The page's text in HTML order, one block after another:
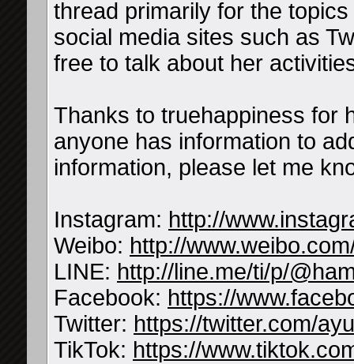
thread primarily for the
social media sites such as
free to talk about her
Thanks to truehappiness for
anyone has information to
information, please let me
Instagram: http://
Weibo: http://
LINE: http://line.me/ti/p/
Facebook: https://
Twitter: https://twitter.com/
TikTok: https://